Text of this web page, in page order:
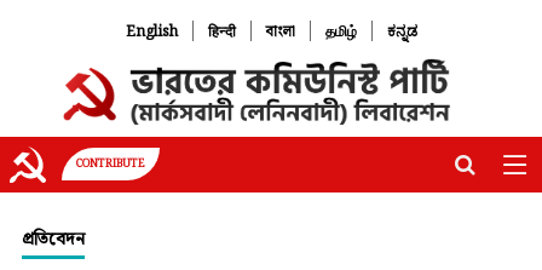
English | हिन्दी | বাংলা | தமிழ் | ಕನ್ನಡ
CONTRIBUTE
প্রতিবেদন